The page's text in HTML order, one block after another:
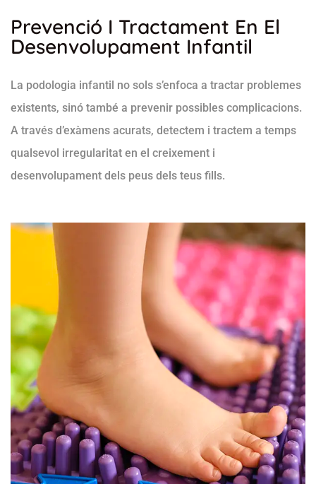
Prevenció I Tractament En El
Desenvolupament Infantil
La podologia infantil no sols s’enfoca a tractar problemes
existents, sinó també a prevenir possibles complicacions.
A través d’exàmens acurats, detectem i tractem a temps
qualsevol irregularitat en el creixement i
desenvolupament dels peus dels teus fills.